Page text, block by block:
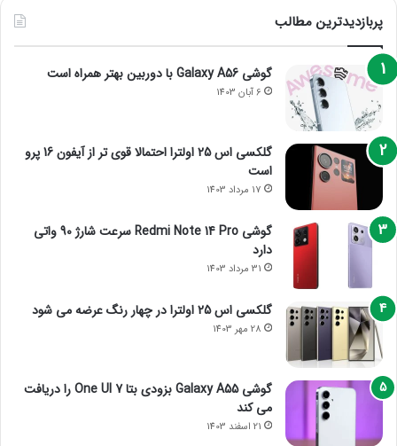
پربازدیدترین مطالب
گوشی Galaxy A56 با دوربین بهتر همراه است
6 آبان 1403
گلکسی اس 25 اولترا احتمالا قوی تر از آیفون 16 پرو
است
17 مرداد 1403
گوشی Redmi Note 14 Pro سرعت شارژ 90 واتی
دارد
31 مرداد 1403
گلکسی اس 25 اولترا در چهار رنگ عرضه می شود
28 مهر 1403
گوشی Galaxy A55 بزودی بتا One UI 7 را دریافت
می کند
21 اسفند 1403